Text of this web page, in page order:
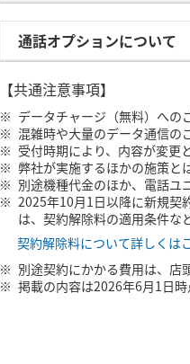
通話オプションについて
【共通注意事項】
データチャージ（無料）への
混雑時や大量のデータ通信の
受付時期により、内容が変更
弊社が実施するほかの施策と
別途機種代金のほか、電話ユ
2025年10月1日以降に新規契
は、契約解除料の適用条件な
契約解除料について詳しくは
別途契約にかかる費用は、店
掲載の内容は2026年6月1日時